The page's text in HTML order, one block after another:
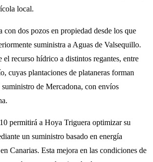
local.
con dos pozos en propiedad desde los que
suministra a Aguas de Valsequillo.
recurso hídrico a distintos regantes, entre
cuyas plantaciones de plataneras forman
suministro de Mercadona, con envíos
permitirá a Hoya Triguera optimizar su
un suministro basado en energía
Canarias. Esta mejora en las condiciones de